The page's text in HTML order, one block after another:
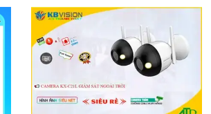
3.0MP cho ra hình ảnh sắc nét, tích
hợp micro và khe cắm thẻ nhớ
265GB